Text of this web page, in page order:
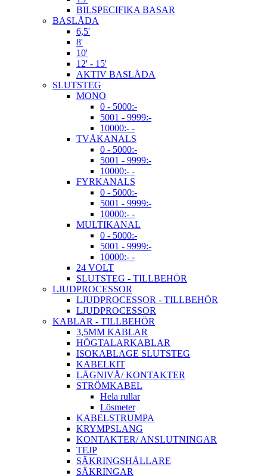
BILSPECIFIKA BASAR
BASLÅDA
6,5'
8'
10'
12' - 15'
AKTIV BASLÅDA
SLUTSTEG
MONO
0 - 5000:-
5001 - 9999:-
10000:- -
TVÅKANALS
0 - 5000:-
5001 - 9999:-
10000:- -
FYRKANALS
0 - 5000:-
5001 - 9999:-
10000:- -
MULTIKANAL
0 - 5000:-
5001 - 9999:-
10000:- -
24 VOLT
SLUTSTEG - TILLBEHÖR
LJUDPROCESSOR
LJUDPROCESSOR - TILLBEHÖR
LJUDPROCESSOR
KABLAR - TILLBEHÖR
3,5MM KABLAR
HÖGTALARKABLAR
ISOKABLAGE SLUTSTEG
KABELKIT
LÅGNIVÅ/ KONTAKTER
STRÖMKABEL
Hela rullar
Lösmeter
KABELSTRUMPA
KRYMPSLANG
KONTAKTER/ ANSLUTNINGAR
TEJP
SÄKRINGSHÅLLARE
SÄKRINGAR